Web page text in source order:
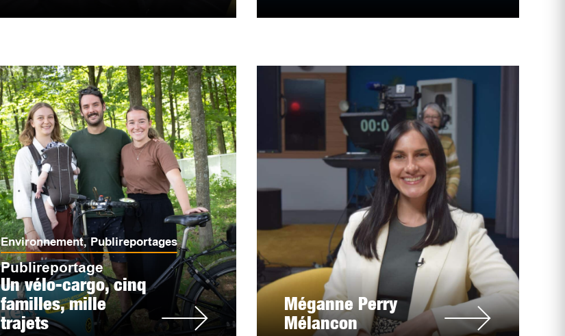
Environnement,Publireportages
Publireportage
Un vélo-cargo, cinq
familles, mille
trajets
Méganne Perry
Mélancon